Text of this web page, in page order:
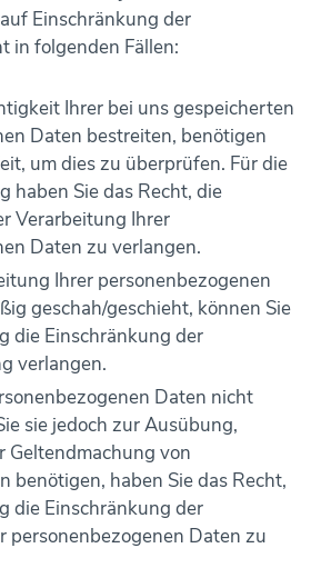
Einschränkung der
in folgenden Fällen:
Ihrer bei uns gespeicherten
Daten bestreiten, benötigen
um dies zu überprüfen. Für die
haben Sie das Recht, die
Verarbeitung Ihrer
Daten zu verlangen.
Ihrer personenbezogenen
geschah/geschieht, können Sie
die Einschränkung der
verlangen.
Daten nicht
sie jedoch zur Ausübung,
Geltendmachung von
benötigen, haben Sie das Recht,
die Einschränkung der
personenbezogenen Daten zu